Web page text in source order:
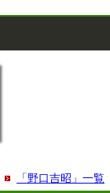
「野口吉昭」一覧